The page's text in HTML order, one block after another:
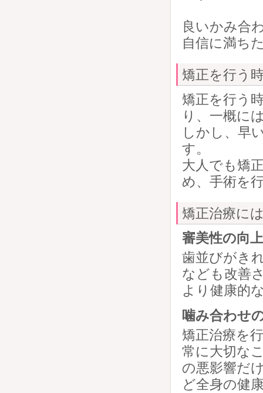
良いかみ合
自信に満ち
矯正を行う
矯正を行う
り、一概に
しかし、早
す。
大人でも矯
め、手術を
矯正治療に
審美性の向上
歯並びがき
なども改善
より健康的
噛み合わせ
矯正治療を
常に大切な
の悪影響だ
ど全身の健